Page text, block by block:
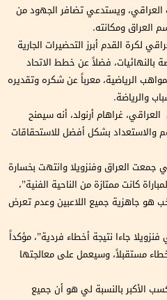
ويستدعي تضافر الجهود من
العراق ومكانته.
لكرة القدم أبرز التحضيرات الجارية
بالنهائيات، فضلاً عن خطط الاتحاد
الرياضية، معرباً عن شكره وتقديره
والرياضة.
غراهام أرنولد، أنه سيمنح
والاستعداد بشكل أفضل للاستحقاقات
جمعت العراق وفنزويلا وانتهت بخسارة
بنتيجة (0-2): إن “المباراة كانت ممتازة من الناحية الفنية”،
هو جاهزية جميع اللاعبين وعدم تعرض
جاءا نتيجة أخطاء فردية”، مؤكداً
مستقبلاً، وسيعمل على معالجتها
الأكبر بالنسبة لي هو أن جميع